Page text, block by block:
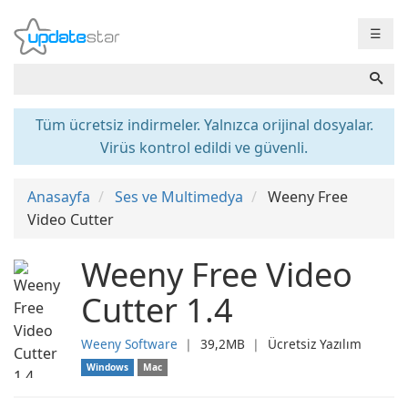
☰
Tüm ücretsiz indirmeler. Yalnızca orijinal dosyalar.
Virüs kontrol edildi ve güvenli.
Anasayfa Ses ve Multimedya
Weeny Free
Video Cutter
Weeny Free Video
Cutter 1.4
Weeny Software ❘ 39,2MB ❘ Ücretsiz Yazılım
Windows Mac